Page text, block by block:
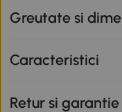
Greutate si
Caracteristici
Retur si garantie